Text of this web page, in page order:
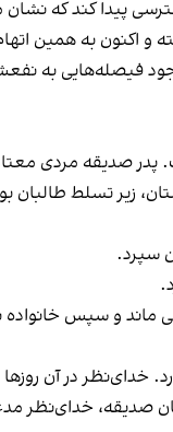
پیدا کند که
و اکنون به همین
فیصله‌هایی به
زیر تسلط طالبان
سپرد.
ماند و سپس